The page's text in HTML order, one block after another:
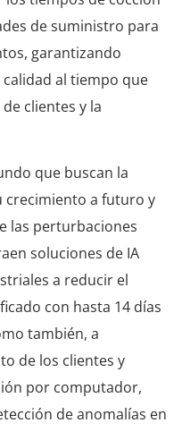
de suministro para
garantizando
al tiempo que
clientes y la
que buscan la
crecimiento a futuro y
las perturbaciones
soluciones de IA
a reducir el
con hasta 14 días
también, a
de los clientes y
por computador,
de anomalías en